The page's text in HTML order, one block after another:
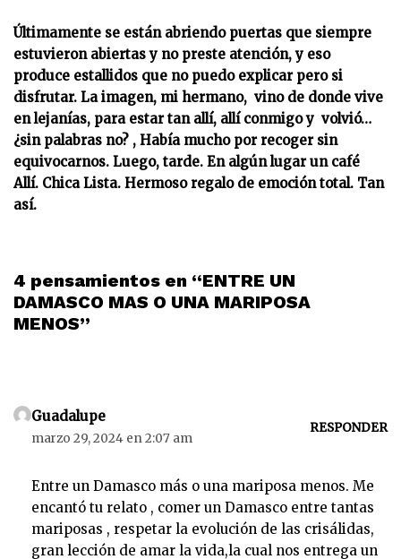
Últimamente se están abriendo puertas que siempre
estuvieron abiertas y no preste atención, y eso
produce estallidos que no puedo explicar pero si
disfrutar. La imagen, mi hermano, vino de donde vive
en lejanías, para estar tan allí, allí conmigo y volvió…
¿sin palabras no? , Había mucho por recoger sin
equivocarnos. Luego, tarde. En algún lugar un café
Allí. Chica Lista. Hermoso regalo de emoción total. Tan
así.
4 pensamientos en “ENTRE UN
DAMASCO MAS O UNA MARIPOSA
MENOS”
Guadalupe
marzo 29, 2024 en 2:07 am
RESPONDER
Entre un Damasco más o una mariposa menos. Me
encantó tu relato , comer un Damasco entre tantas
mariposas , respetar la evolución de las crisálidas,
gran lección de amar la vida,la cual nos entrega un